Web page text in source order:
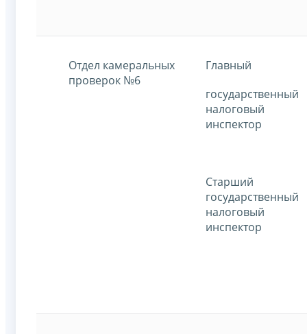
Отдел камеральных
проверок №6
Главный
государственный
налоговый
инспектор
Старший
государственный
налоговый
инспектор